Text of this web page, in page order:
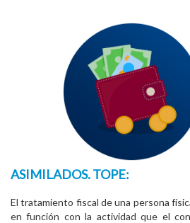
ASIMILADOS. TOPE:
El tratamiento fiscal de una persona
en función con la actividad que el